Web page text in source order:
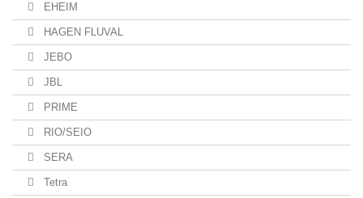
EHEIM
HAGEN FLUVAL
JEBO
JBL
PRIME
RIO/SEIO
SERA
Tetra